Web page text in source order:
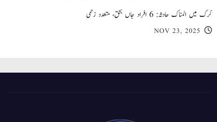
کرک میں المناک حادثہ: 6 افراد جاں بحق، متعدد زخمی
NOV 23, 2025